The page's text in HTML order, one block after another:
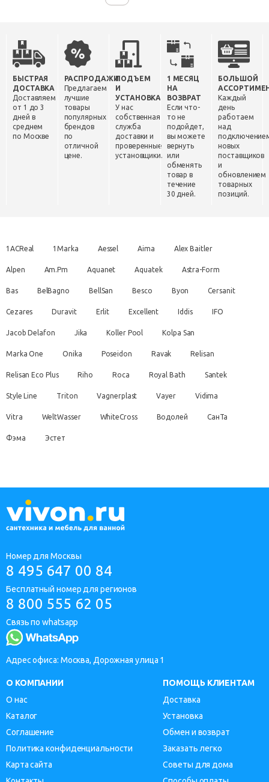
БЫСТРАЯ
ДОСТАВКА
Доставляем
от 1 до 3
дней в
среднем
по Москве
РАСПРОДАЖИ
Предлагаем
лучшие
товары
популярных
брендов
по
отличной
цене.
ПОДЪЕМ
И
УСТАНОВКА
У нас
собственная
служба
доставки и
проверенные
установщики.
1 МЕСЯЦ
НА
ВОЗВРАТ
Если что-
то не
подойдет,
вы можете
вернуть
или
обменять
товар в
течение
30 дней.
БОЛЬШОЙ
Каждый
день
работаем
над
новых
поставщиков
и
обновлением
товарных
позиций.
1ACReal 1Marka Aessel Aima Alex Baitler
Alpen Am.Pm Aquanet Aquatek Astra-Form
Bas BelBagno BellSan Besco Byon Cersanit
Cezares Duravit Erlit Excellent Iddis IFO
Jacob Delafon Jika Koller Pool Kolpa San
Marka One Onika Poseidon Ravak Relisan
Relisan Eco Plus Riho Roca Royal Bath Santek
Style Line Triton Vagnerplast Vayer Vidima
Vitra WeltWasser WhiteCross Водолей СанТа
Фэма Эстет
Номер для Москвы
8 495 647 00 84
Бесплатный номер для регионов
8 800 555 62 05
Связь по whatsapp
Адрес офиса: Москва, Дорожная улица 1
О КОМПАНИИ
О нас
Каталог
Соглашение
Политика конфиденциальности
Карта сайта
ПОМОЩЬ КЛИЕНТАМ
Доставка
Установка
Обмен и возврат
Заказать легко
Советы для дома